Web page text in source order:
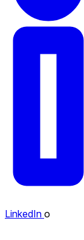
LinkedIn o